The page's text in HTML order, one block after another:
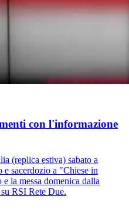
con l'informazione
(replica estiva) sabato a
sacerdozio a "Chiese in
la messa domenica dalla
RSI Rete Due.